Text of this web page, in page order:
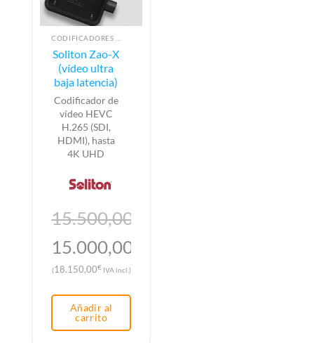
Soliton Zao-X
(vídeo ultra
baja latencia)
Codificador de
vídeo HEVC
H.265 (SDI,
HDMI), hasta
4K UHD
15.500,00
El
original
era:
15.500,00€.
15.000,00
El
actual
(18.150,00€IVA incl.)
Añadir al
carrito